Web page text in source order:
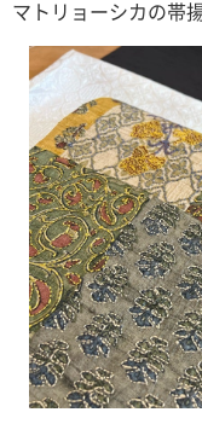
マトリョーシカの帯